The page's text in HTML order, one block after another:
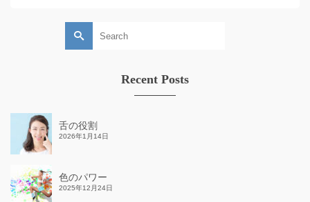
Search
for:
Recent Posts
舌の役割
2026年1月14日
色のパワー
2025年12月24日